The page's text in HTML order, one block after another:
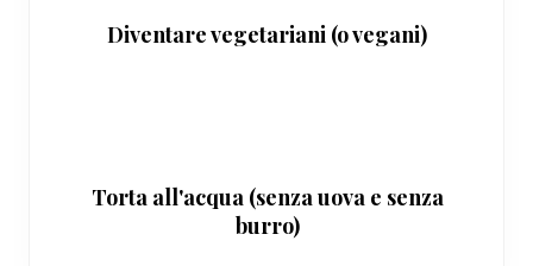
Diventare vegetariani (o vegani)
Torta all'acqua (senza uova e senza
burro)